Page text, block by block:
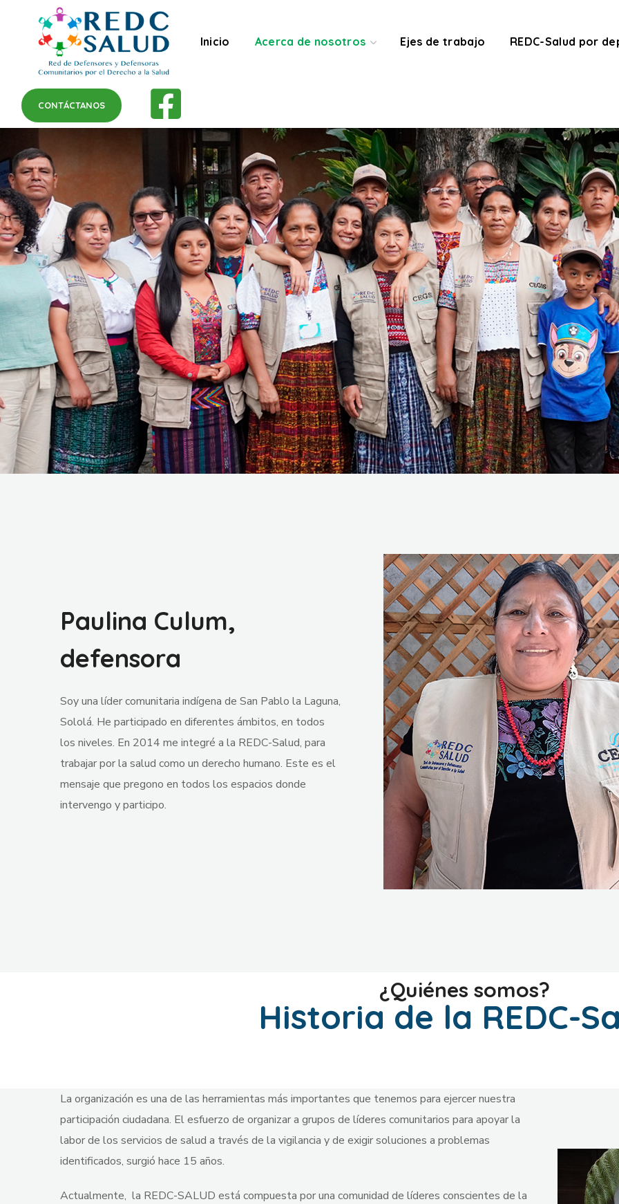
Inicio Acerca de nosotros Ejes de trabajo REDC-Salud por
CONTÁCTANOS
Paulina Culum,
defensora
Soy una líder comunitaria indígena de San Pablo la Laguna,
Sololá. He participado en diferentes ámbitos, en todos
los niveles. En 2014 me integré a la REDC-Salud, para
trabajar por la salud como un derecho humano. Este es el
mensaje que pregono en todos los espacios donde
intervengo y participo.
¿Quiénes somos?
Historia de la REDC-
La organización es una de las herramientas más importantes que tenemos para ejercer nuestra
participación ciudadana. El esfuerzo de organizar a grupos de líderes comunitarios para apoyar la
labor de los servicios de salud a través de la vigilancia y de exigir soluciones a problemas
identificados, surgió hace 15 años.
Actualmente, la REDC-SALUD está compuesta por una comunidad de líderes conscientes de la